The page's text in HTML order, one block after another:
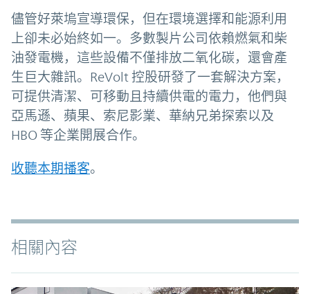
儘管好萊塢宣導環保，但在環境選擇和能源利用
上卻未必始終如一。多數製片公司依賴燃氣和柴
油發電機，這些設備不僅排放二氧化碳，還會產
生巨大雜訊。ReVolt 控股研發了一套解決方案，
可提供清潔、可移動且持續供電的電力，他們與
亞馬遜、蘋果、索尼影業、華納兄弟探索以及
HBO 等企業開展合作。
收聽本期播客。
相關內容